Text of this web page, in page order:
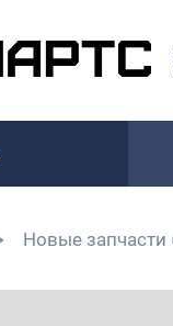
Новые запчасти